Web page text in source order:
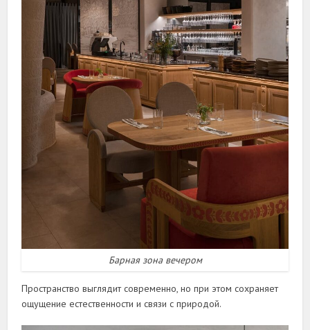
Барная зона вечером
Пространство выглядит современно, но при этом сохраняет
ощущение естественности и связи с природой.